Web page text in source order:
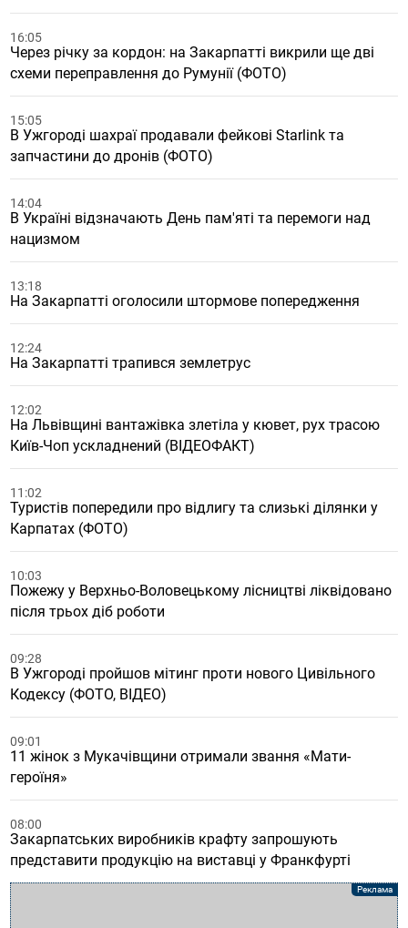
16:05
Через річку за кордон: на Закарпатті викрили ще дві
схеми переправлення до Румунії (ФОТО)
15:05
В Ужгороді шахраї продавали фейкові Starlink та
запчастини до дронів (ФОТО)
14:04
В Україні відзначають День пам'яті та перемоги над
нацизмом
13:18
На Закарпатті оголосили штормове попередження
12:24
На Закарпатті трапився землетрус
12:02
На Львівщині вантажівка злетіла у кювет, рух трасою
Київ-Чоп ускладнений (ВІДЕОФАКТ)
11:02
Туристів попередили про відлигу та слизькі ділянки у
Карпатах (ФОТО)
10:03
Пожежу у Верхньо-Воловецькому лісництві ліквідовано
після трьох діб роботи
09:28
В Ужгороді пройшов мітинг проти нового Цивільного
Кодексу (ФОТО, ВІДЕО)
09:01
11 жінок з Мукачівщини отримали звання «Мати-
героїня»
08:00
Закарпатських виробників крафту запрошують
представити продукцію на виставці у Франкфурті